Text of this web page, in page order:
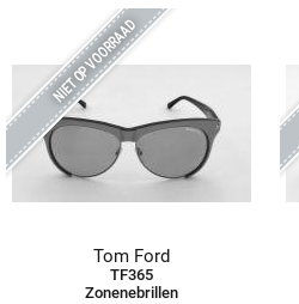
NIET OP VOORRAAD
Tom Ford
TF365
Zonenebrillen